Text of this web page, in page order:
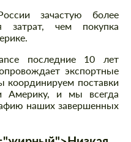
зачастую более
затрат, чем покупка
последние 10 лет
экспортные
поставки
Америку, и мы всегда
наших завершенных